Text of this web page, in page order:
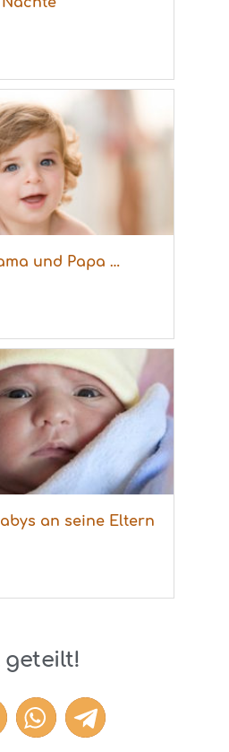
und Papa …
an seine Eltern
geteilt!